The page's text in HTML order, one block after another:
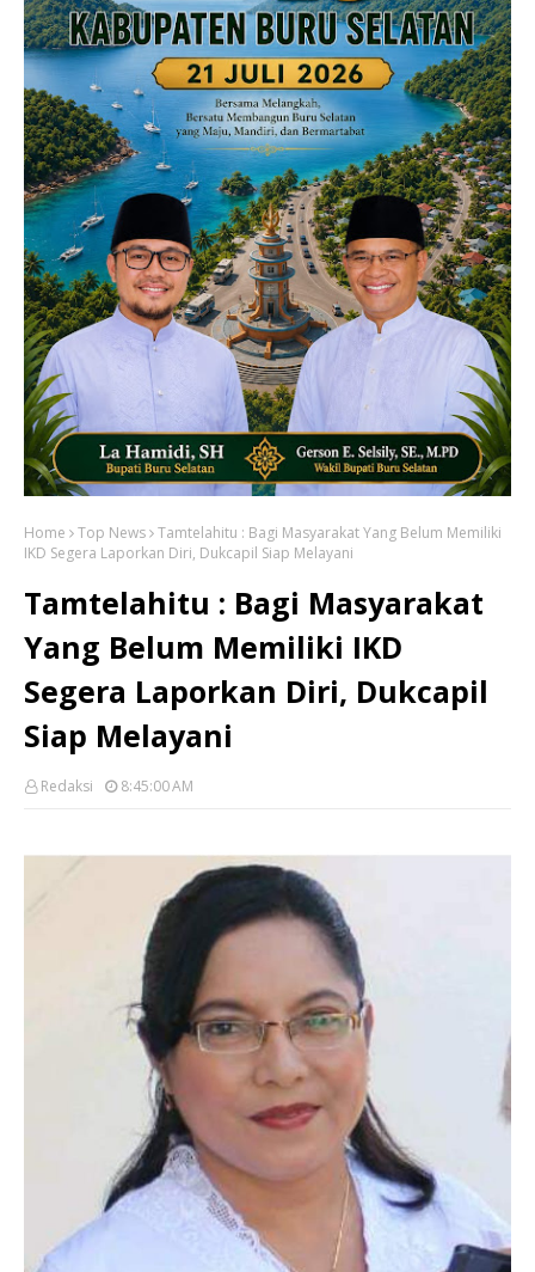
Home Top News Tamtelahitu : Bagi Masyarakat Yang Belum Memiliki
IKD Segera Laporkan Diri, Dukcapil Siap Melayani
Tamtelahitu : Bagi Masyarakat
Yang Belum Memiliki IKD
Segera Laporkan Diri, Dukcapil
Siap Melayani
Redaksi 8:45:00 AM